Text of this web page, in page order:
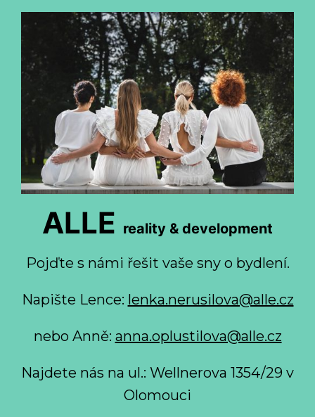
ALLE reality & development
Pojďte s námi řešit vaše sny o bydlení.
Napište Lence: lenka.nerusilova@alle.cz
nebo Anně: anna.oplustilova@alle.cz
Najdete nás na ul.: Wellnerova 1354/29 v
Olomouci